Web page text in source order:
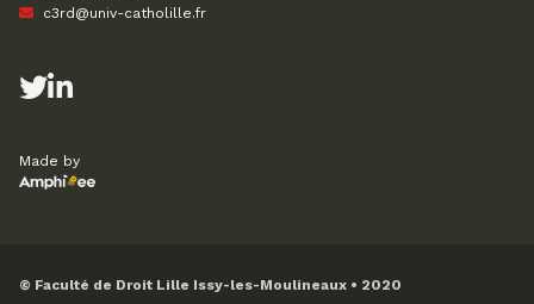
c3rd@univ-catholille.fr
Made by
© Faculté de Droit Lille Issy-les-Moulineaux • 2020